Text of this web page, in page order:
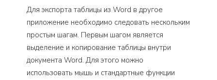
Для экспорта таблицы из Word в другое
приложение необходимо следовать нескольким
простым шагам. Первым шагом является
выделение и копирование таблицы внутри
документа Word. Для этого можно
использовать мышь и стандартные функции